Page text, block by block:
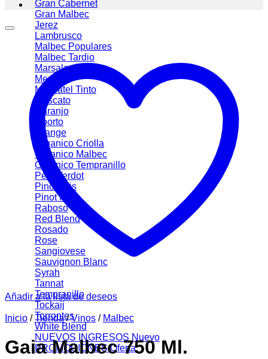
Gran Cabernet
Gran Malbec
Jerez
Lambrusco
Malbec
Malbec Tardio
Marsala
Merlot
Moscatel Tinto
Moscato
Naranjo
Oporto
Orange
Organico Criolla
Organico Malbec
Organico Tempranillo
Petit Verdot
Pinot Gris
Pinot Noir
Raboso
Red Blend
Rosado
Rose
Sangiovese
Sauvignon Blanc
Syrah
Tannat
Tempranillo
Tockaij
Torrontes
White Blend
NUEVOS INGRESOS
PROMOCIONES
Añadir a la lista de deseos
Inicio / Tienda / Vinos / Malbec
Gaia Malbec 750 Ml.